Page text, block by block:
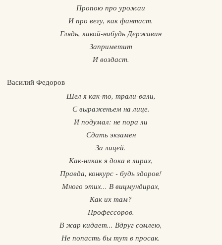
Пропою про урожаи
И про вегу, как фантаст.
Глядь, какой-нибудь Державин
Заприметит
И воздаст.
Василий Федоров
Шел я как-то, трали-вали,
С выраженьем на лице.
И подумал: не пора ли
Сдать экзамен
За лицей.
Как-никак я дока в лирах,
Правда, конкурс - будь здоров!
Много этих... В вицмундирах,
Как их там?
Профессоров.
В жар кидает... Вдруг сомлею,
Не попасть бы тут в просак.